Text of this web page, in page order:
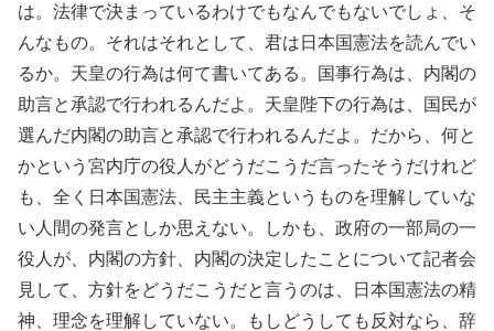
は。法律で決まっているわけでもなんでもないでしょ、そ
んなもの。それはそれとして、君は日本国憲法を読んでい
るか。天皇の行為は何て書いてある。国事行為は、内閣の
助言と承認で行われるんだよ。天皇陛下の行為は、国民が
選んだ内閣の助言と承認で行われるんだよ。だから、何と
かという宮内庁の役人がどうだこうだ言ったそうだけれど
も、全く日本国憲法、民主主義というものを理解していな
い人間の発言としか思えない。しかも、政府の一部局の一
役人が、内閣の方針、内閣の決定したことについて記者会
見して、方針をどうだこうだと言うのは、日本国憲法の精
神、理念を理解していない。もしどうしても反対なら、辞